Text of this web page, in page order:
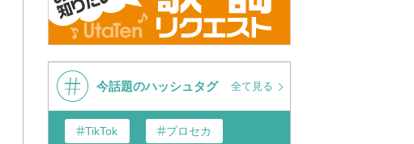
今話題のハッシュタグ 全て見る
TikTok プロセカ